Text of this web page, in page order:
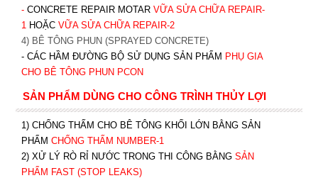
- CONCRETE REPAIR MOTAR VỮA SỬA CHỮA REPAIR-
1 HOẶC VỮA SỬA CHỮA REPAIR-2
4) BÊ TÔNG PHUN (SPRAYED CONCRETE)
- CÁC HẦM ĐƯỜNG BỘ SỬ DỤNG SẢN PHẨM PHỤ GIA
CHO BÊ TÔNG PHUN PCON
SẢN PHẨM DÙNG CHO CÔNG TRÌNH THỦY LỢI
1) CHỐNG THẤM CHO BÊ TÔNG KHỐI LỚN BẰNG SẢN
PHẨM CHỐNG THẤM NUMBER-1
2) XỬ LÝ RÒ RỈ NƯỚC TRONG THI CÔNG BẰNG SẢN
PHẨM FAST (STOP LEAKS)